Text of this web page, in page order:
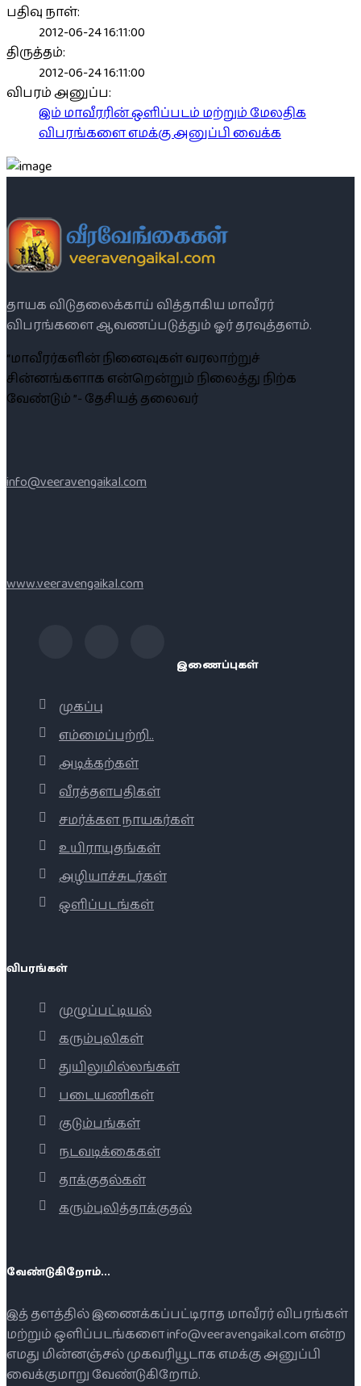
பதிவு நாள்:
2012-06-24 16:11:00
திருத்தம்:
2012-06-24 16:11:00
விபரம் அனுப்ப:
இம் மாவீரரின் ஒளிப்படம் மற்றும் மேலதிக
விபரங்களை எமக்கு அனுப்பி வைக்க
தாயக விடுதலைக்காய் வித்தாகிய மாவீரர்
விபரங்களை ஆவணப்படுத்தும் ஓர் தரவுத்தளம்.
“மாவீரர்களின் நினைவுகள் வரலாற்றுச்
சின்னங்களாக என்றென்றும் நிலைத்து நிற்க
வேண்டும் ”- தேசியத் தலைவர்
info@veeravengaikal.com
www.veeravengaikal.com
இணைப்புகள்
முகப்பு
எம்மைப்பற்றி..
அடிக்கற்கள்
வீரத்தளபதிகள்
சமர்க்கள நாயகர்கள்
உயிராயுதங்கள்
அழியாச்சுடர்கள்
ஒளிப்படங்கள்
விபரங்கள்
முழுப்பட்டியல்
கரும்புலிகள்
துயிலுமில்லங்கள்
படையணிகள்
குடும்பங்கள்
நடவடிக்கைகள்
தாக்குதல்கள்
கரும்புலித்தாக்குதல்
வேண்டுகிறோம்...
இத் தளத்தில் இணைக்கப்பட்டிராத மாவீரர் விபரங்கள்
மற்றும் ஒளிப்படங்களை info@veeravengaikal.com என்ற
எமது மின்னஞ்சல் முகவரியூடாக எமக்கு அனுப்பி
வைக்குமாறு வேண்டுகிறோம்.